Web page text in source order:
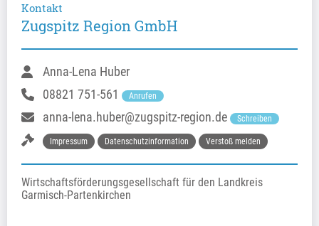
Kontakt
Zugspitz Region GmbH
Anna-Lena Huber
08821 751-561
Anrufen
anna-lena.huber@zugspitz-region.de Schreiben
Impressum Datenschutzinformation Verstoß melden
Wirtschaftsförderungsgesellschaft für den Landkreis
Garmisch-Partenkirchen